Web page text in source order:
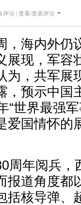
评论 | 查看/发表评论
，海内外仍
展现，军容
为，共军展
，预示中国
“世界最强
爱国情怀的
周年阅兵，
报道角度都
括核导弹、